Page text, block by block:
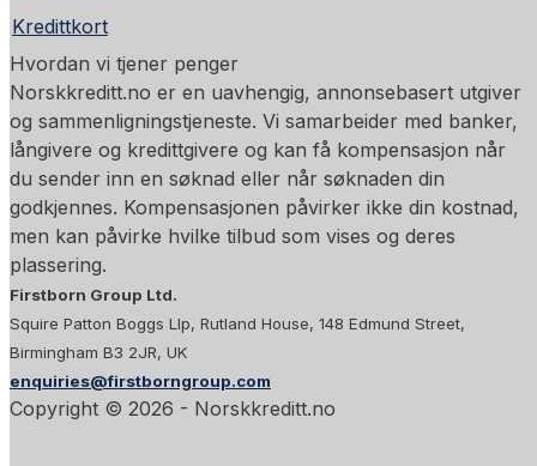
Kredittkort
Hvordan vi tjener penger
Norskkreditt.no er en uavhengig, annonsebasert utgiver
og sammenligningstjeneste. Vi samarbeider med banker,
långivere og kredittgivere og kan få kompensasjon når
du sender inn en søknad eller når søknaden din
godkjennes. Kompensasjonen påvirker ikke din kostnad,
men kan påvirke hvilke tilbud som vises og deres
plassering.
Firstborn Group Ltd.
Squire Patton Boggs Llp, Rutland House, 148 Edmund Street,
Birmingham B3 2JR, UK
enquiries@firstborngroup.com
Copyright © 2026 - Norskkreditt.no